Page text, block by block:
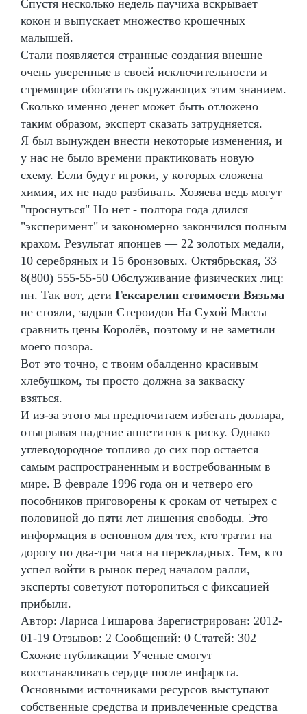
Спустя несколько недель паучиха вскрывает
кокон и выпускает множество крошечных
малышей.
Стали появляется странные создания внешне
очень уверенные в своей исключительности и
стремящие обогатить окружающих этим знанием.
Сколько именно денег может быть отложено
таким образом, эксперт сказать затрудняется.
Я был вынужден внести некоторые изменения, и
у нас не было времени практиковать новую
схему. Если будут игроки, у которых сложена
химия, их не надо разбивать. Хозяева ведь могут
"проснуться" Но нет - полтора года длился
"эксперимент" и закономерно закончился полным
крахом. Результат японцев — 22 золотых медали,
10 серебряных и 15 бронзовых. Октябрьская, 33
8(800) 555-55-50 Обслуживание физических лиц:
пн. Так вот, дети Гексарелин стоимости Вязьма
не стояли, задрав Стероидов На Сухой Массы
сравнить цены Королёв, поэтому и не заметили
моего позора.
Вот это точно, с твоим обалденно красивым
хлебушком, ты просто должна за закваску
взяться.
И из-за этого мы предпочитаем избегать доллара,
отыгрывая падение аппетитов к риску. Однако
углеводородное топливо до сих пор остается
самым распространенным и востребованным в
мире. В феврале 1996 года он и четверо его
пособников приговорены к срокам от четырех с
половиной до пяти лет лишения свободы. Это
информация в основном для тех, кто тратит на
дорогу по два-три часа на перекладных. Тем, кто
успел войти в рынок перед началом ралли,
эксперты советуют поторопиться с фиксацией
прибыли.
Автор: Лариса Гишарова Зарегистрирован: 2012-
01-19 Отзывов: 2 Сообщений: 0 Статей: 302
Схожие публикации Ученые смогут
восстанавливать сердце после инфаркта.
Основными источниками ресурсов выступают
собственные средства и привлеченные средства